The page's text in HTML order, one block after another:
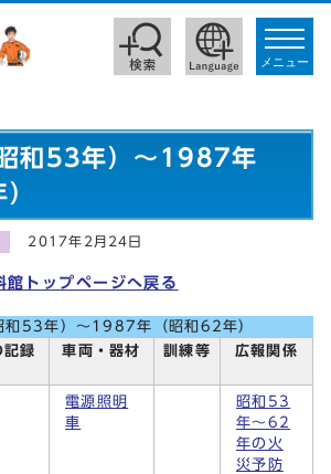
toggle
メニュー
和53年）～1987年
2017年2月24日
館トップページへ戻る
53年）～1987年（昭和62年）
記録 車両・器材 訓練等 広報関係
電源照明
車
昭和53
年～62
年の火
災予防